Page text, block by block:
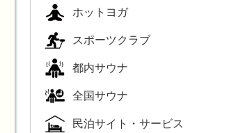
ホットヨガ
スポーツクラブ
都内サウナ
全国サウナ
民泊サイト・サービス